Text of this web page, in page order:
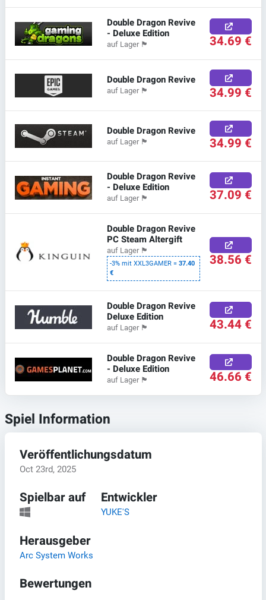
Double Dragon Revive
- Deluxe Edition
auf Lager 🏴 34.69 €
Double Dragon Revive
auf Lager 🏴 34.99 €
Double Dragon Revive
auf Lager 🏴 34.99 €
Double Dragon Revive
- Deluxe Edition
auf Lager 🏴 37.09 €
Double Dragon Revive
PC Steam Altergift
auf Lager 🏴
-3% mit XXL3GAMER =37.40
€
38.56 €
Double Dragon Revive
Deluxe Edition
auf Lager 🏴 43.44 €
Double Dragon Revive
- Deluxe Edition
auf Lager 🏴 46.66 €
Spiel Information
Veröffentlichungsdatum
Oct 23rd, 2025
Spielbar auf Entwickler
YUKE'S
Herausgeber
Arc System Works
Bewertungen